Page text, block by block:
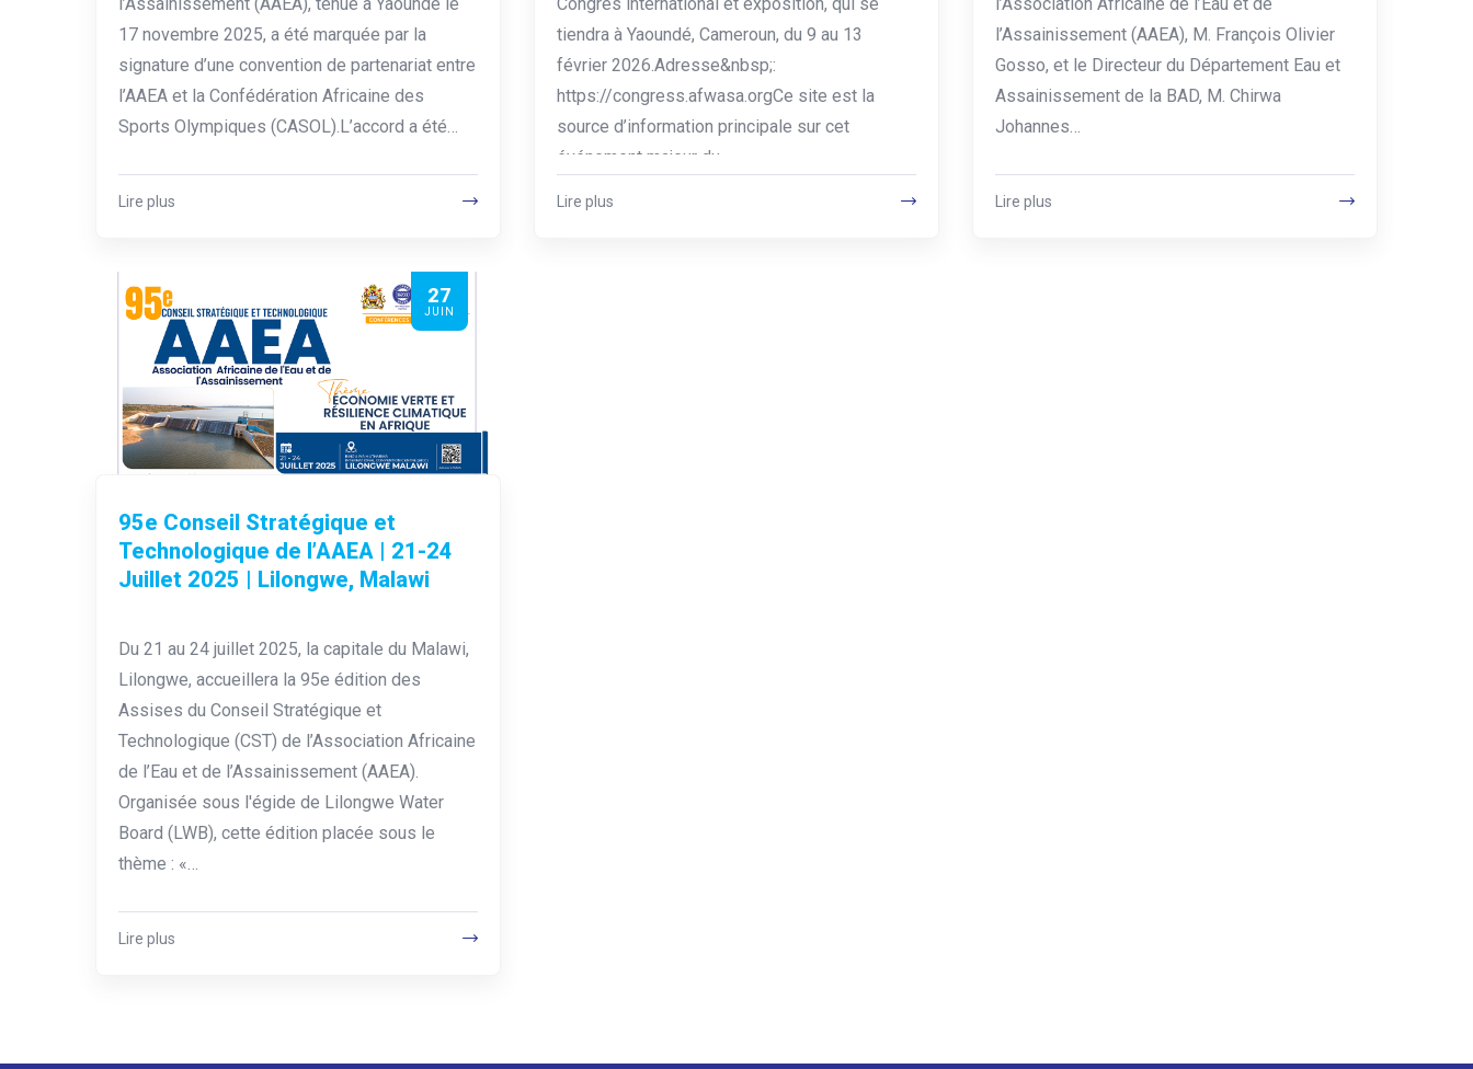
17 novembre 2025, a été marquée par la
signature d’une convention de partenariat entre
l’AAEA et la Confédération Africaine des
Sports Olympiques (CASOL).L’accord a été…
Lire plus
tiendra à Yaoundé, Cameroun, du 9 au 13
février 2026.Adresse&nbsp;:
https://congress.afwasa.orgCe site est la
source d’information principale sur cet
événement majeur du…
Lire plus
l’Assainissement (AAEA), M. François Olivier
Gosso, et le Directeur du Département Eau et
Assainissement de la BAD, M. Chirwa
Johannes…
Lire plus
27
JUIN
95e Conseil Stratégique et
Technologique de l’AAEA | 21-24
Juillet 2025 | Lilongwe, Malawi
Du 21 au 24 juillet 2025, la capitale du Malawi,
Lilongwe, accueillera la 95e édition des
Assises du Conseil Stratégique et
Technologique (CST) de l’Association Africaine
de l’Eau et de l’Assainissement (AAEA).
Organisée sous l'égide de Lilongwe Water
Board (LWB), cette édition placée sous le
thème : «…
Lire plus